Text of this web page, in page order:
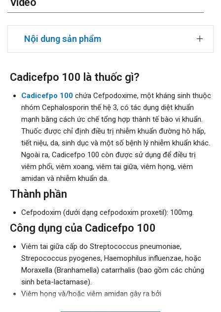
Nội dung sản phẩm
Cadicefpo 100 là thuốc gì?
Cadicefpo 100chứa Cefpodoxime, một kháng sinh thuộc
nhóm Cephalosporin thế hệ 3, có tác dụng diệt khuẩn
mạnh bằng cách ức chế tổng hợp thành tế bào vi khuẩn.
Thuốc được chỉ định điều trị nhiễm khuẩn đường hô hấp,
tiết niệu, da, sinh dục và một số bệnh lý nhiễm khuẩn khác.
Ngoài ra, Cadicefpo 100 còn được sử dụng để điều trị
viêm phổi, viêm xoang, viêm tai giữa, viêm họng, viêm
amidan và nhiễm khuẩn da.
Thành phần
Cefpodoxim (dưới dạng cefpodoxim proxetil): 100mg.
Công dụng của Cadicefpo 100
Viêm tai giữa cấp do Streptococcus pneumoniae,
Strepococcus pyogenes, Haemophilus influenzae, hoặc
Moraxella (Branhamella) catarrhalis (bao gồm các chủng
sinh beta-lactamase).
Viêm họng và/hoặc viêm amidan gây ra bởi